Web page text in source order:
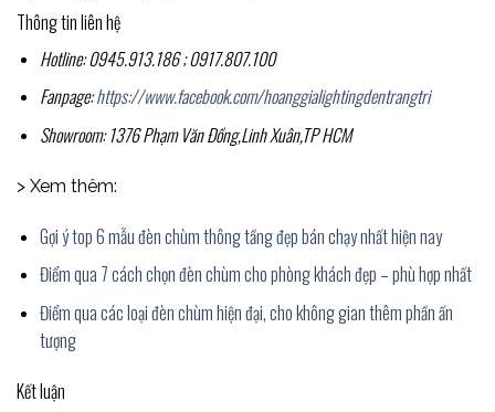
Thông tin liên hệ
Hotline: 0945.913.186 ; 0917.807.100
Fanpage:https://www.facebook.com/hoanggialightingdentrangtri
Showroom: 1376 Phạm Văn Đồng,Linh Xuân,TP HCM
> Xem thêm:
Gợi ý top 6 mẫu đèn chùm thông tầng đẹp bán chạy nhất hiện nay
Điểm qua 7 cách chọn đèn chùm cho phòng khách đẹp – phù hợp nhất
Điểm qua các loại đèn chùm hiện đại, cho không gian thêm phần ấn
tượng
Kết luận